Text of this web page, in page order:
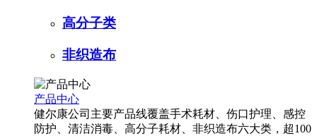
高分子类
非织造布
产品中心
健尔康公司主要产品线覆盖手术耗材、伤口护理、感控
防护、清洁消毒、高分子耗材、非织造布六大类，超100